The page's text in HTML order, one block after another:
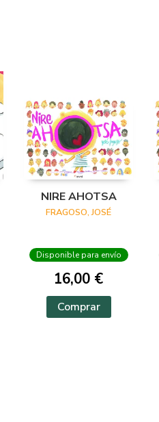
NIRE AHOTSA
FRAGOSO, JOSÉ
Disponible para envío
16,00 €
Comprar